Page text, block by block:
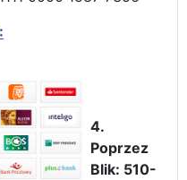
4.
Poprzez
Blik: 510-